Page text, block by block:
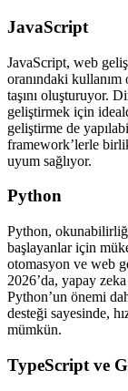
JavaScript
JavaScript, web
oranındaki kullanım
taşını oluşturuyor.
geliştirmek için
geliştirme de
framework’lerle
uyum sağlıyor.
Python
Python,
başlayanlar için
otomasyon ve web
2026’da, yapay
Python’un önemi
desteği sayesinde,
mümkün.
TypeScript ve